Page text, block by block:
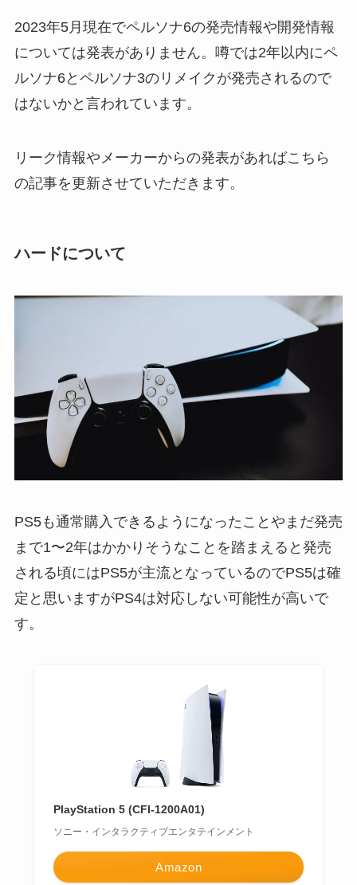
2023年5月現在でペルソナ6の発売情報や開発情報
については発表がありません。噂では2年以内にペ
ルソナ6とペルソナ3のリメイクが発売されるので
はないかと言われています。
リーク情報やメーカーからの発表があればこちら
の記事を更新させていただきます。
ハードについて
PS5も通常購入できるようになったことやまだ発売
まで1〜2年はかかりそうなことを踏まえると発売
される頃にはPS5が主流となっているのでPS5は確
定と思いますがPS4は対応しない可能性が高いで
す。
PlayStation 5 (CFI-1200A01)
ソニー・インタラクティブエンタテインメント
Amazon